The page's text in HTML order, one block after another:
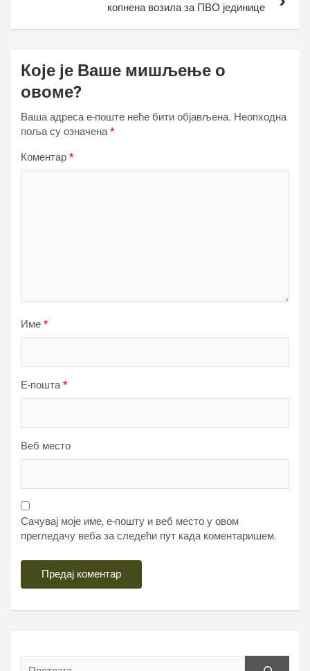
копнена возила за ПВО јединице
Које је Ваше мишљење о
овоме?
Ваша адреса е-поште неће бити објављена. Неопходна
поља су означена*
Коментар *
Име *
Е-пошта*
Веб место
Сачувај моје име, е-пошту и веб место у овом
прегледачу веба за следећи пут када коментаришем.